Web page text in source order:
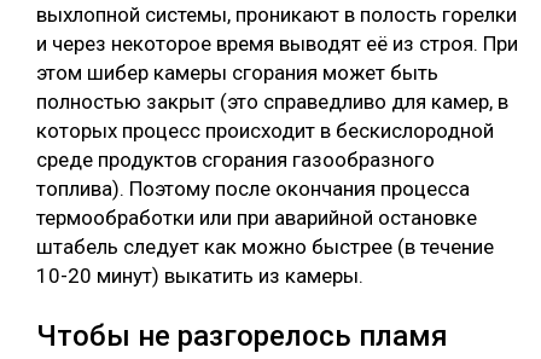
выхлопной системы, проникают в полость горелки
и через некоторое время выводят её из строя. При
этом шибер камеры сгорания может быть
полностью закрыт (это справедливо для камер, в
которых процесс происходит в бескислородной
среде продуктов сгорания газообразного
топлива). Поэтому после окончания процесса
термообработки или при аварийной остановке
штабель следует как можно быстрее (в течение
10-20 минут) выкатить из камеры.
Чтобы не разгорелось пламя